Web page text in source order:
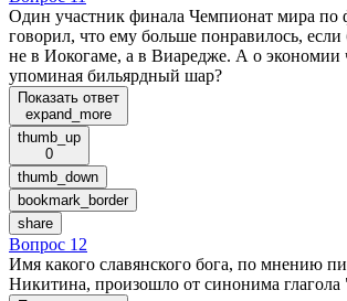
Один участник финала Чемпионат мира по
говорил, что ему больше понравилось,
не в Иокогаме, а в Виаредже. А о экономии
упоминая бильярдный шар?
Показать ответ
expand_more
thumb_up
0
thumb_down
bookmark_border
share
Вопрос 12
Имя какого славянского бога, по мнению
Никитина, произошло от синонима глагола